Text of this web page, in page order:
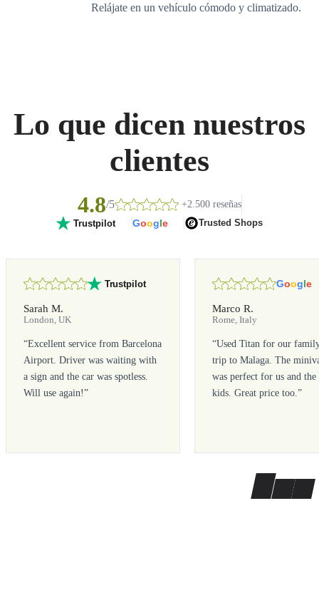
Relájate en un vehículo cómodo y climatizado.
Lo que dicen nuestros
clientes
4.8/5 +2.500 reseñas
Trustpilot Google Trusted Shops
Trustpilot
Sarah M.
London, UK
“Excellent service from Barcelona
Airport. Driver was waiting with
a sign and the car was spotless.
Will use again!”
Google
Marco R.
Rome, Italy
“Used Titan for our
trip to Malaga. The
was perfect for us and the
kids. Great price too.”